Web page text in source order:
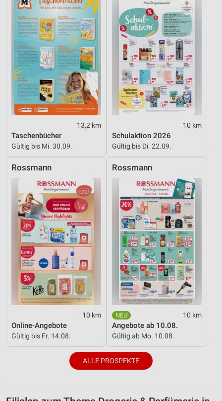
13,2 km
Taschenbücher
Gültig bis Mi. 30.09.
10 km
Schulaktion 2026
Gültig bis Di. 22.09.
Rossmann
10 km
Online-Angebote
Gültig bis Fr. 14.08.
Rossmann
10 km
Angebote ab 10.08.
Gültig ab Mo. 10.08.
ALLE PROSPEKTE